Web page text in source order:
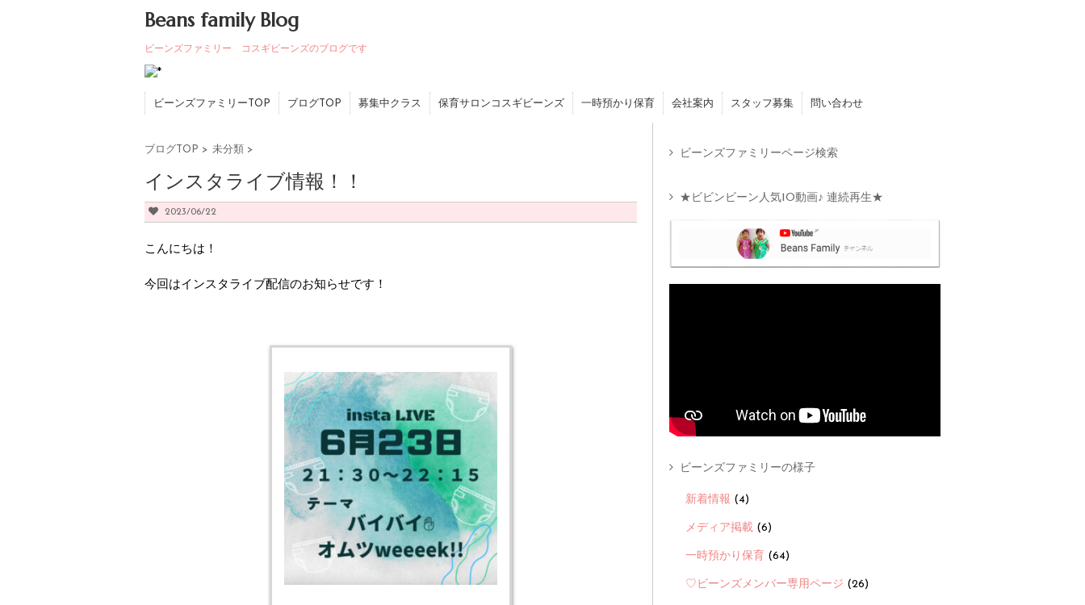
Beans family Blog
ビーンズファミリー コスギビーンズのブログです
ビーンズファミリーTOP ブログTOP 募集中クラス 保育サロンコスギビーンズ 一時預かり保育 会社案内 スタッフ募集 問い合わせ
ブログTOP > 未分類 >
インスタライブ情報！！
2023/06/22
こんにちは！
今回はインスタライブ配信のお知らせです！
ビーンズファミリーページ検索
★ビビンビーン人気10動画♪ 連続再生★
ビーンズファミリーの様子
新着情報 (4)
メディア掲載 (6)
一時預かり保育 (64)
♡ビーンズメンバー専用ページ (26)